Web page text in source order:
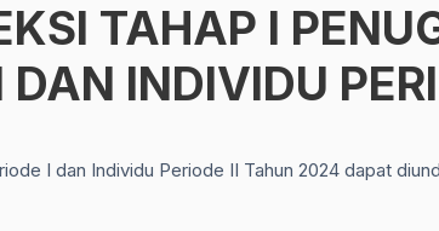
TAHAP I
DAN INDIVIDU
I dan Individu Periode II Tahun 2024 dapat